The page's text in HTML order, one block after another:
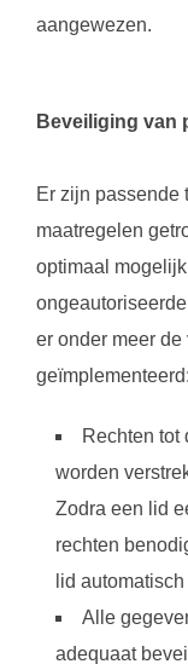
aangewezen.
Beveiliging van
Er zijn passende
maatregelen
optimaal
er onder meer
geïmplementeerd:
Rechten tot
worden
Zodra een lid
rechten
lid
Alle
adequaat